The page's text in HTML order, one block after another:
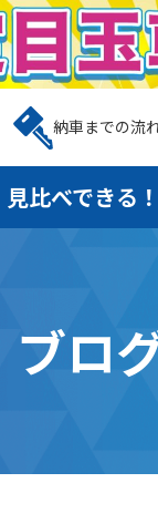
納車までの流
比べできる！
ブロ